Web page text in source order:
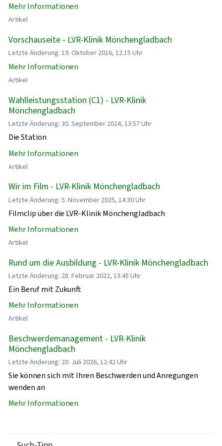
Mehr Informationen
Artikel
Vorschauseite - LVR-Klinik Mönchengladbach
Letzte Änderung: 19. Oktober 2016, 12:15 Uhr
Mehr Informationen
Artikel
Wahlleistungsstation (C1) - LVR-Klinik
Mönchengladbach
Letzte Änderung: 30. September 2024, 13:57 Uhr
Die Station
Mehr Informationen
Artikel
Wir im Film - LVR-Klinik Mönchengladbach
Letzte Änderung: 5. November 2025, 14:30 Uhr
Filmclip über die LVR-Klinik Mönchengladbach
Mehr Informationen
Artikel
Rund um die Ausbildung - LVR-Klinik Mönchengladbach
Letzte Änderung: 28. Februar 2022, 13:45 Uhr
Ein Beruf mit Zukunft
Mehr Informationen
Artikel
Beschwerdemanagement - LVR-Klinik
Mönchengladbach
Letzte Änderung: 20. Juli 2026, 12:42 Uhr
Sie können sich mit Ihren Beschwerden und Anregungen
wenden an
Mehr Informationen